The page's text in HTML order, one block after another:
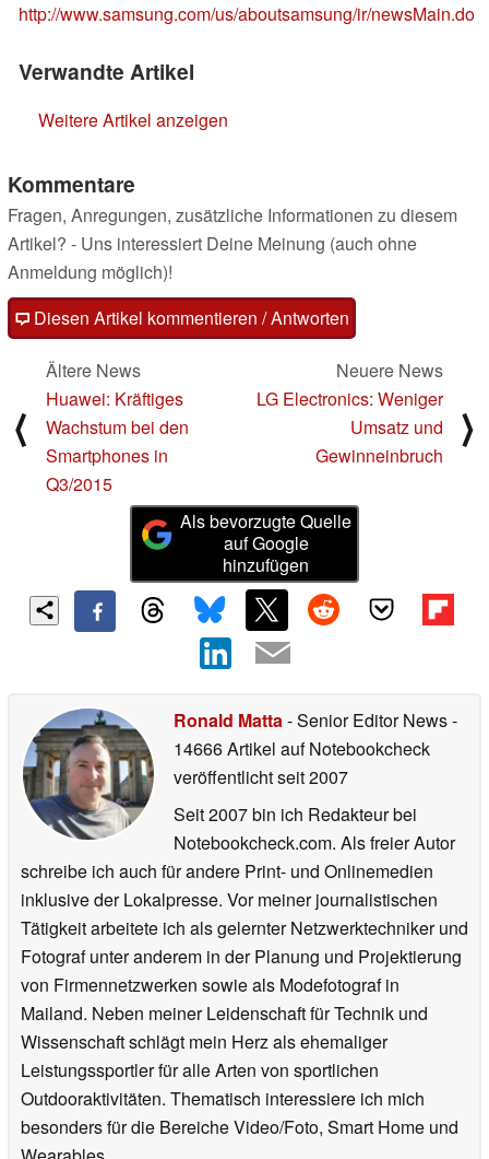
http://www.samsung.com/us/aboutsamsung/ir/newsMain.do
Verwandte Artikel
Weitere Artikel anzeigen
Kommentare
Fragen, Anregungen, zusätzliche Informationen zu diesem
Artikel? - Uns interessiert Deine Meinung (auch ohne
Anmeldung möglich)!
Diesen Artikel kommentieren / Antworten
⟨
Ältere News
Huawei: Kräftiges
Wachstum bei den
Smartphones in
Q3/2015
Neuere News
LG Electronics: Weniger
Umsatz und
Gewinneinbruch
⟩
Als bevorzugte Quelle
auf Google
hinzufügen
Ronald Matta- Senior Editor News-
14666 Artikel auf Notebookcheck
veröffentlichtseit 2007
Seit 2007 bin ich Redakteur bei
Notebookcheck.com. Als freier Autor
schreibe ich auch für andere Print- und Onlinemedien
inklusive der Lokalpresse. Vor meiner journalistischen
Tätigkeit arbeitete ich als gelernter Netzwerktechniker und
Fotograf unter anderem in der Planung und Projektierung
von Firmennetzwerken sowie als Modefotograf in
Mailand. Neben meiner Leidenschaft für Technik und
Wissenschaft schlägt mein Herz als ehemaliger
Leistungssportler für alle Arten von sportlichen
Outdooraktivitäten. Thematisch interessiere ich mich
besonders für die Bereiche Video/Foto, Smart Home und